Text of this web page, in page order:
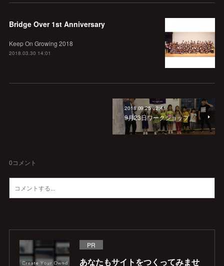
Bridge Over 1st Anniversary
Keep On Growing 2018
2018.03.30 14:01
2018.09.25 02:41
9月23日ワークショップ
0コメント
PR
あなたもサイトをつくってみませ